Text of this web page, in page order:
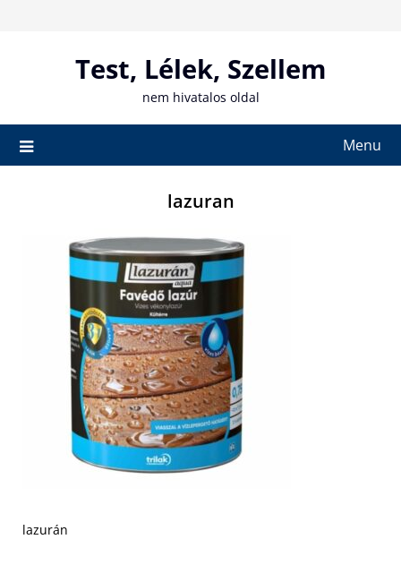
Test, Lélek, Szellem
nem hivatalos oldal
Menu
lazuran
lazurán